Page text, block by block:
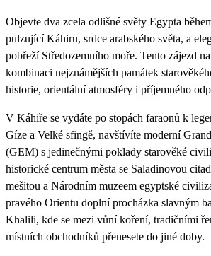
Objevte dva zcela odlišné světy Egypta
pulzující Káhiru, srdce arabského světa, a
pobřeží Středozemního moře. Tento zájezd
kombinaci nejznámějších památek
historie, orientální atmosféry i příjemného
V Káhiře se vydáte po stopách faraonů k
Gíze a Velké sfingě, navštívíte moderní
(GEM) s jedinečnými poklady starověké
historické centrum města se Saladinovou
mešitou a Národním muzeem egyptské
pravého Orientu doplní procházka slavným
Khalili, kde se mezi vůní koření, tradičními
místních obchodníků přenesete do jiné doby.